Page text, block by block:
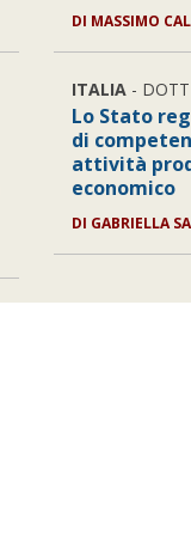
DI MASSIMO
ITALIA -
Lo Stato
di
attività
economico
DI GABRIELLA